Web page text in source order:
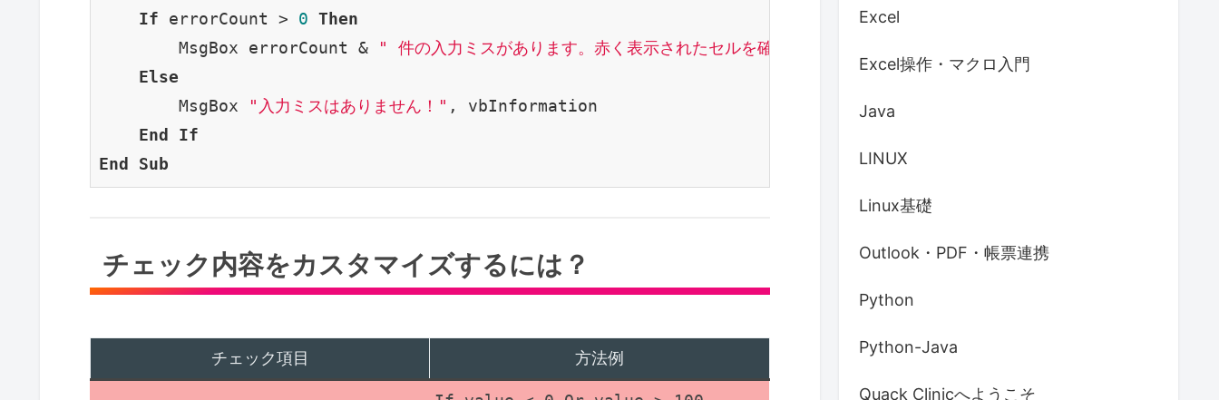
If errorCount > 0 Then
        MsgBox errorCount &
" 件の入力ミスがあります。赤く表示されたセルを確認してください。"
Else
        MsgBox
"入力ミスはありません！" , vbInformation
End
If
End
Sub
チェック内容をカスタマイズするには？
チェック項目 方法例
Excel
Excel操作・マクロ入門
Java
LINUX
Linux基礎
Outlook・PDF・帳票連携
Python
Python-Java
Quack Clinicへようこそ